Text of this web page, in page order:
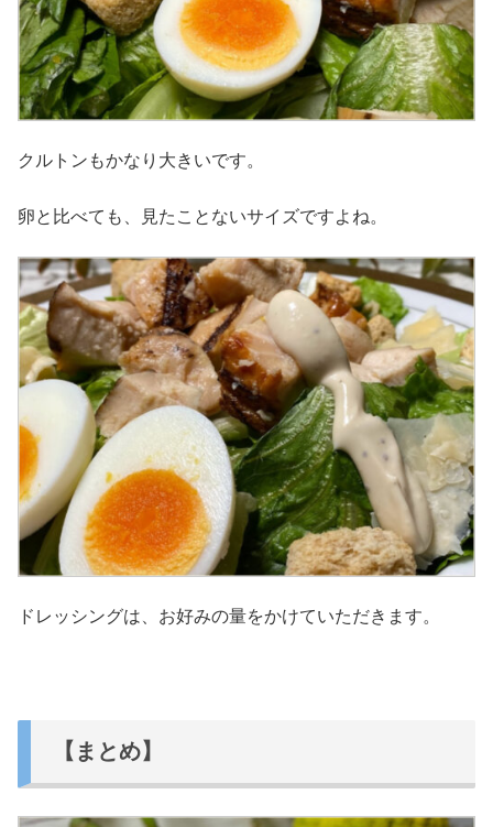
クルトンもかなり大きいです。
卵と比べても、見たことないサイズですよね。
ドレッシングは、お好みの量をかけていただきます。
【まとめ】